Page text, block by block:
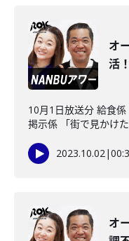
オ
活
10月1日放送分 給食係
掲示係 「街で見かけ
2023.10.02|
オ